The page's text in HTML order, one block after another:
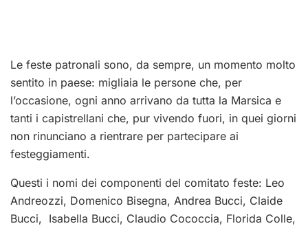
Le feste patronali sono, da sempre, un momento molto
sentito in paese: migliaia le persone che, per
l’occasione, ogni anno arrivano da tutta la Marsica e
tanti i capistrellani che, pur vivendo fuori, in quei giorni
non rinunciano a rientrare per partecipare ai
festeggiamenti.
Questi i nomi dei componenti del comitato feste: Leo
Andreozzi, Domenico Bisegna, Andrea Bucci, Claide
Bucci, Isabella Bucci, Claudio Cococcia, Florida Colle,